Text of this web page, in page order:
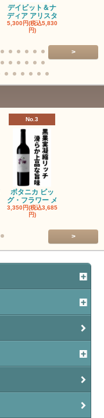
デイビット＆ナ
ディア アリスタ
5,300円(税込5,830
円)
>
No.3
ボタニカ ビッ
グ・フラワー メ
3,350円(税込3,685
円)
>